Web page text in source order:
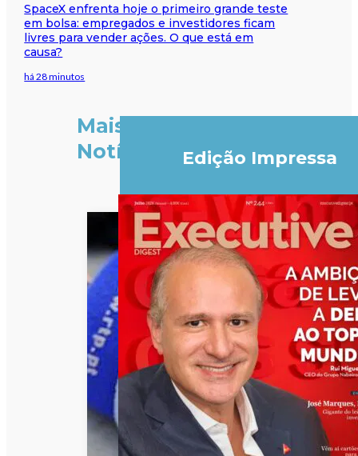
SpaceX enfrenta hoje o primeiro grande teste
em bolsa: empregados e investidores ficam
livres para vender ações. O que está em
causa?
há 28 minutos
Mais
Notícias
Edição Impressa